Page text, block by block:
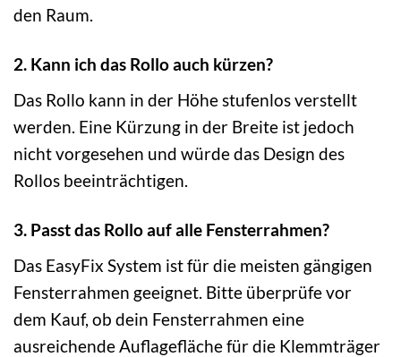
den Raum.
2. Kann ich das Rollo auch kürzen?
Das Rollo kann in der Höhe stufenlos verstellt
werden. Eine Kürzung in der Breite ist jedoch
nicht vorgesehen und würde das Design des
Rollos beeinträchtigen.
3. Passt das Rollo auf alle Fensterrahmen?
Das EasyFix System ist für die meisten gängigen
Fensterrahmen geeignet. Bitte überprüfe vor
dem Kauf, ob dein Fensterrahmen eine
ausreichende Auflagefläche für die Klemmträger